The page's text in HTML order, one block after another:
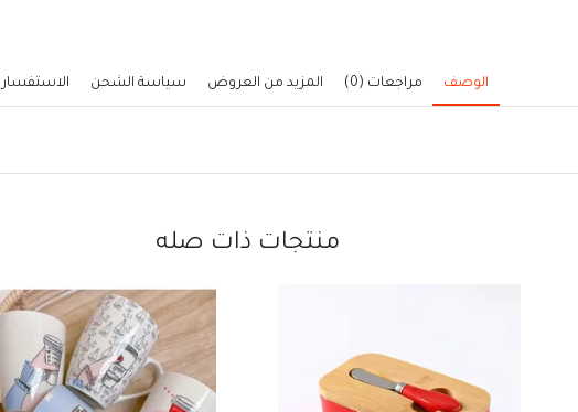
الوصف مراجعات (0) المزيد من العروض سياسة الشحن
منتجات ذات صله